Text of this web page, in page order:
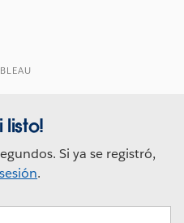
listo!
Si ya se registró,
.